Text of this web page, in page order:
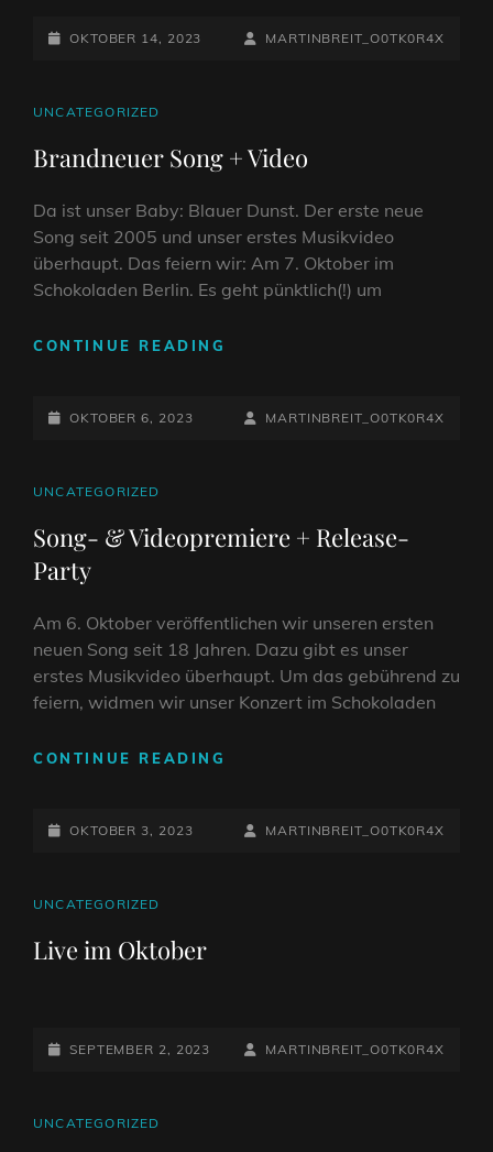
ONLINE-
POSTED-
OKTOBER 14, 2023
BY
BYLINE
MARTINBREIT_O0TK0R4X
CAT
UNCATEGORIZED
Brandneuer Song + Video
Da ist unser Baby: Blauer Dunst. Der erste neue
Song seit 2005 und unser erstes Musikvideo
überhaupt. Das feiern wir: Am 7. Oktober im
Schokoladen Berlin. Es geht pünktlich(!) um
CONTINUE READING
VIDEO
POSTED-
OKTOBER 6, 2023
BY
BYLINE
MARTINBREIT_O0TK0R4X
CAT
UNCATEGORIZED
Song- & Videopremiere + Release-
Party
Am 6. Oktober veröffentlichen wir unseren ersten
neuen Song seit 18 Jahren. Dazu gibt es unser
erstes Musikvideo überhaupt. Um das gebührend zu
feiern, widmen wir unser Konzert im Schokoladen
CONTINUE READING
POSTED-
OKTOBER 3, 2023
BY
BYLINE
MARTINBREIT_O0TK0R4X
CAT
UNCATEGORIZED
Live im Oktober
POSTED-
SEPTEMBER 2, 2023
BY
BYLINE
MARTINBREIT_O0TK0R4X
CAT
UNCATEGORIZED